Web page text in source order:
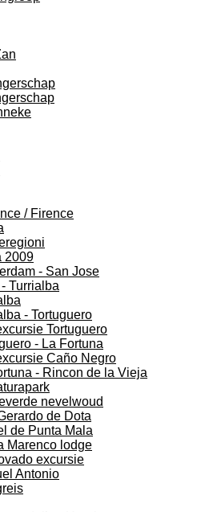
/ Firence
2009
- San Jose
- Turrialba
- Tortuguero
Tortuguero
- La Fortuna
Caño Negro
- Rincon de la Vieja
nevelwoud
de Dota
de Punta Mala
Marenco lodge
excursie
Antonio